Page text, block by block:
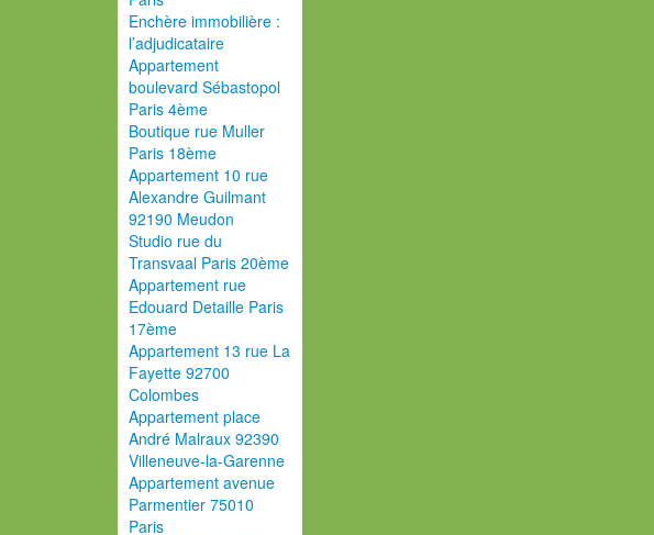
Enchère immobilière :
l’adjudicataire
Appartement
boulevard Sébastopol
Paris 4ème
Boutique rue Muller
Paris 18ème
Appartement 10 rue
Alexandre Guilmant
92190 Meudon
Studio rue du
Transvaal Paris 20ème
Appartement rue
Edouard Detaille Paris
17ème
Appartement 13 rue La
Fayette 92700
Colombes
Appartement place
André Malraux 92390
Villeneuve-la-Garenne
Appartement avenue
Parmentier 75010
Paris